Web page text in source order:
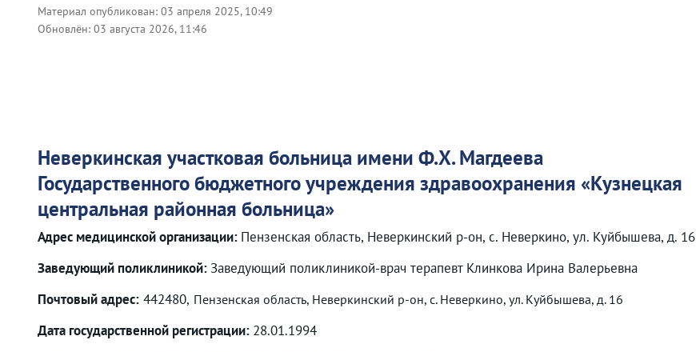
Материал опубликован: 03 апреля 2025, 10:49
Обновлён: 03 августа 2026, 11:46
Неверкинская участковая больница имени Ф.Х. Магдеева
Государственного бюджетного учреждения здравоохранения «Кузнецкая
центральная районная больница»
Адрес медицинской организации: Пензенская область, Неверкинский р-он, с. Неверкино, ул. Куйбышева, д. 16
Заведующий поликлиникой: Заведующий поликлиникой-врач терапевт Клинкова Ирина Валерьевна
Почтовый адрес: 442480, Пензенская область, Неверкинский р-он, с. Неверкино, ул. Куйбышева, д. 16
Дата государственной регистрации: 28.01.1994